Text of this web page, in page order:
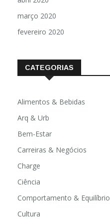
março 2020
fevereiro 2020
CATEGORIAS
Alimentos & Bebidas
Arq & Urb
Bem-Estar
Carreiras & Negócios
Charge
Ciência
Comportamento & Equilíbrio
Cultura